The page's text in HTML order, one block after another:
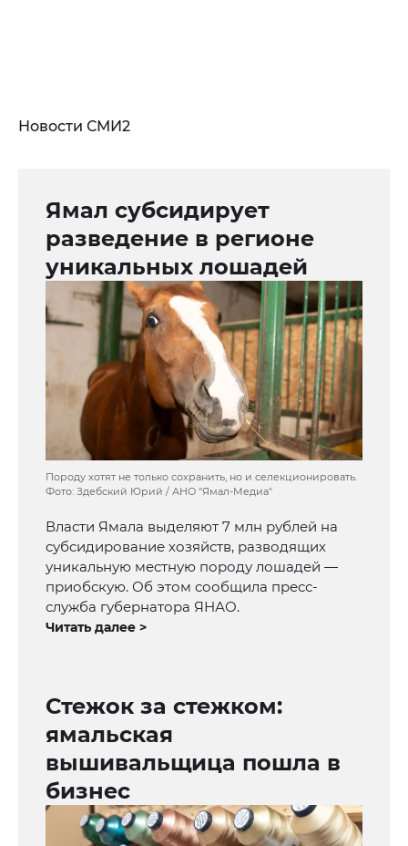
Новости СМИ2
Ямал субсидирует
разведение в регионе
уникальных лошадей
Породу хотят не только сохранить, но и селекционировать.
Фото: Здебский Юрий / АНО "Ямал-Медиа"
Власти Ямала выделяют 7 млн рублей на
субсидирование хозяйств, разводящих
уникальную местную породу лошадей —
приобскую. Об этом сообщила пресс-
служба губернатора ЯНАО.
Читать далее >
Стежок за стежком:
ямальская
вышивальщица пошла в
бизнес